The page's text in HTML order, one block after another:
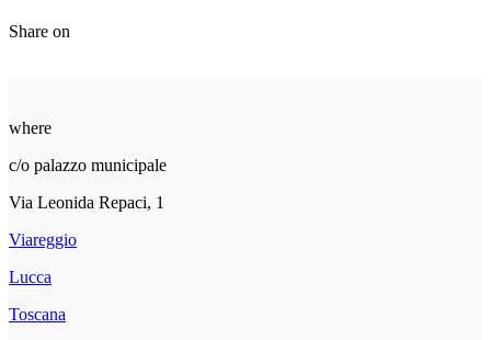
Share on
where
c/o palazzo municipale
Via Leonida Repaci, 1
Viareggio
Lucca
Toscana